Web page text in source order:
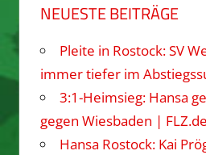
NEUESTE BEITRÄGE
Pleite in Rostock: SV
immer tiefer im
3:1-Heimsieg: Hansa
gegen Wiesbaden | FLZ.de
Hansa Rostock: Kai